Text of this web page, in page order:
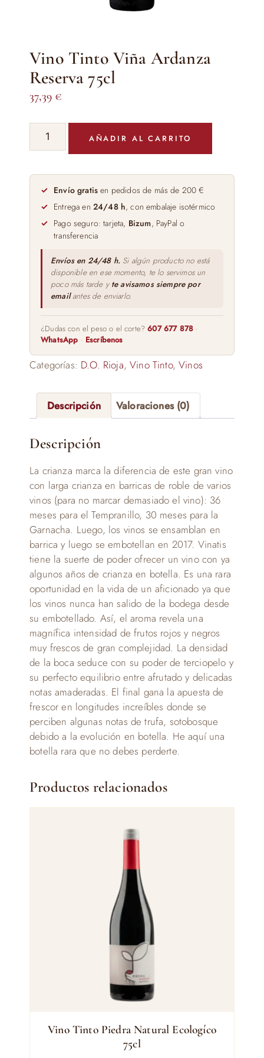
Vino Tinto Viña Ardanza
Reserva 75cl
37,39 €
Vino
Tinto
Ardanza
Reserva
75cl
cantidad
AÑADIR AL CARRITO
Envío gratis en pedidos de más de 200 €
Entrega en 24/48 h, con embalaje isotérmico
Pago seguro: tarjeta, Bizum, PayPal o
transferencia
Envíos en 24/48 h. Si algún producto no está
disponible en ese momento, te lo servimos un
poco más tarde y te avisamos siempre por
emailantes de enviarlo.
¿Dudas con el peso o el corte?607 677 878 ·
WhatsApp · Escríbenos
Categorías: D.O. Rioja,Vino Tinto,Vinos
Descripción Valoraciones (0)
Descripción
La crianza marca la diferencia de este gran vino
con larga crianza en barricas de roble de varios
vinos (para no marcar demasiado el vino): 36
meses para el Tempranillo, 30 meses para la
Garnacha. Luego, los vinos se ensamblan en
barrica y luego se embotellan en 2017. Vinatis
tiene la suerte de poder ofrecer un vino con ya
algunos años de crianza en botella. Es una rara
oportunidad en la vida de un aficionado ya que
los vinos nunca han salido de la bodega desde
su embotellado. Así, el aroma revela una
magnífica intensidad de frutos rojos y negros
muy frescos de gran complejidad. La densidad
de la boca seduce con su poder de terciopelo y
su perfecto equilibrio entre afrutado y delicadas
notas amaderadas. El final gana la apuesta de
frescor en longitudes increíbles donde se
perciben algunas notas de trufa, sotobosque
debido a la evolución en botella. He aquí una
botella rara que no debes perderte.
Productos relacionados
Vino Tinto Piedra Natural Ecologíco
75cl